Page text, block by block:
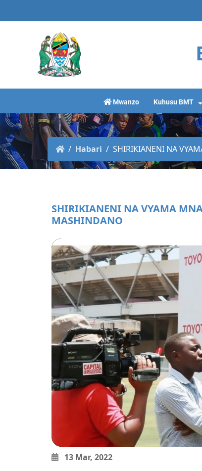
Mwanzo Kuhusu BMT
Habari SHIRIKIANENI NA
SHIRIKIANENI NA VYAMA
MASHINDANO
13 Mar, 2022